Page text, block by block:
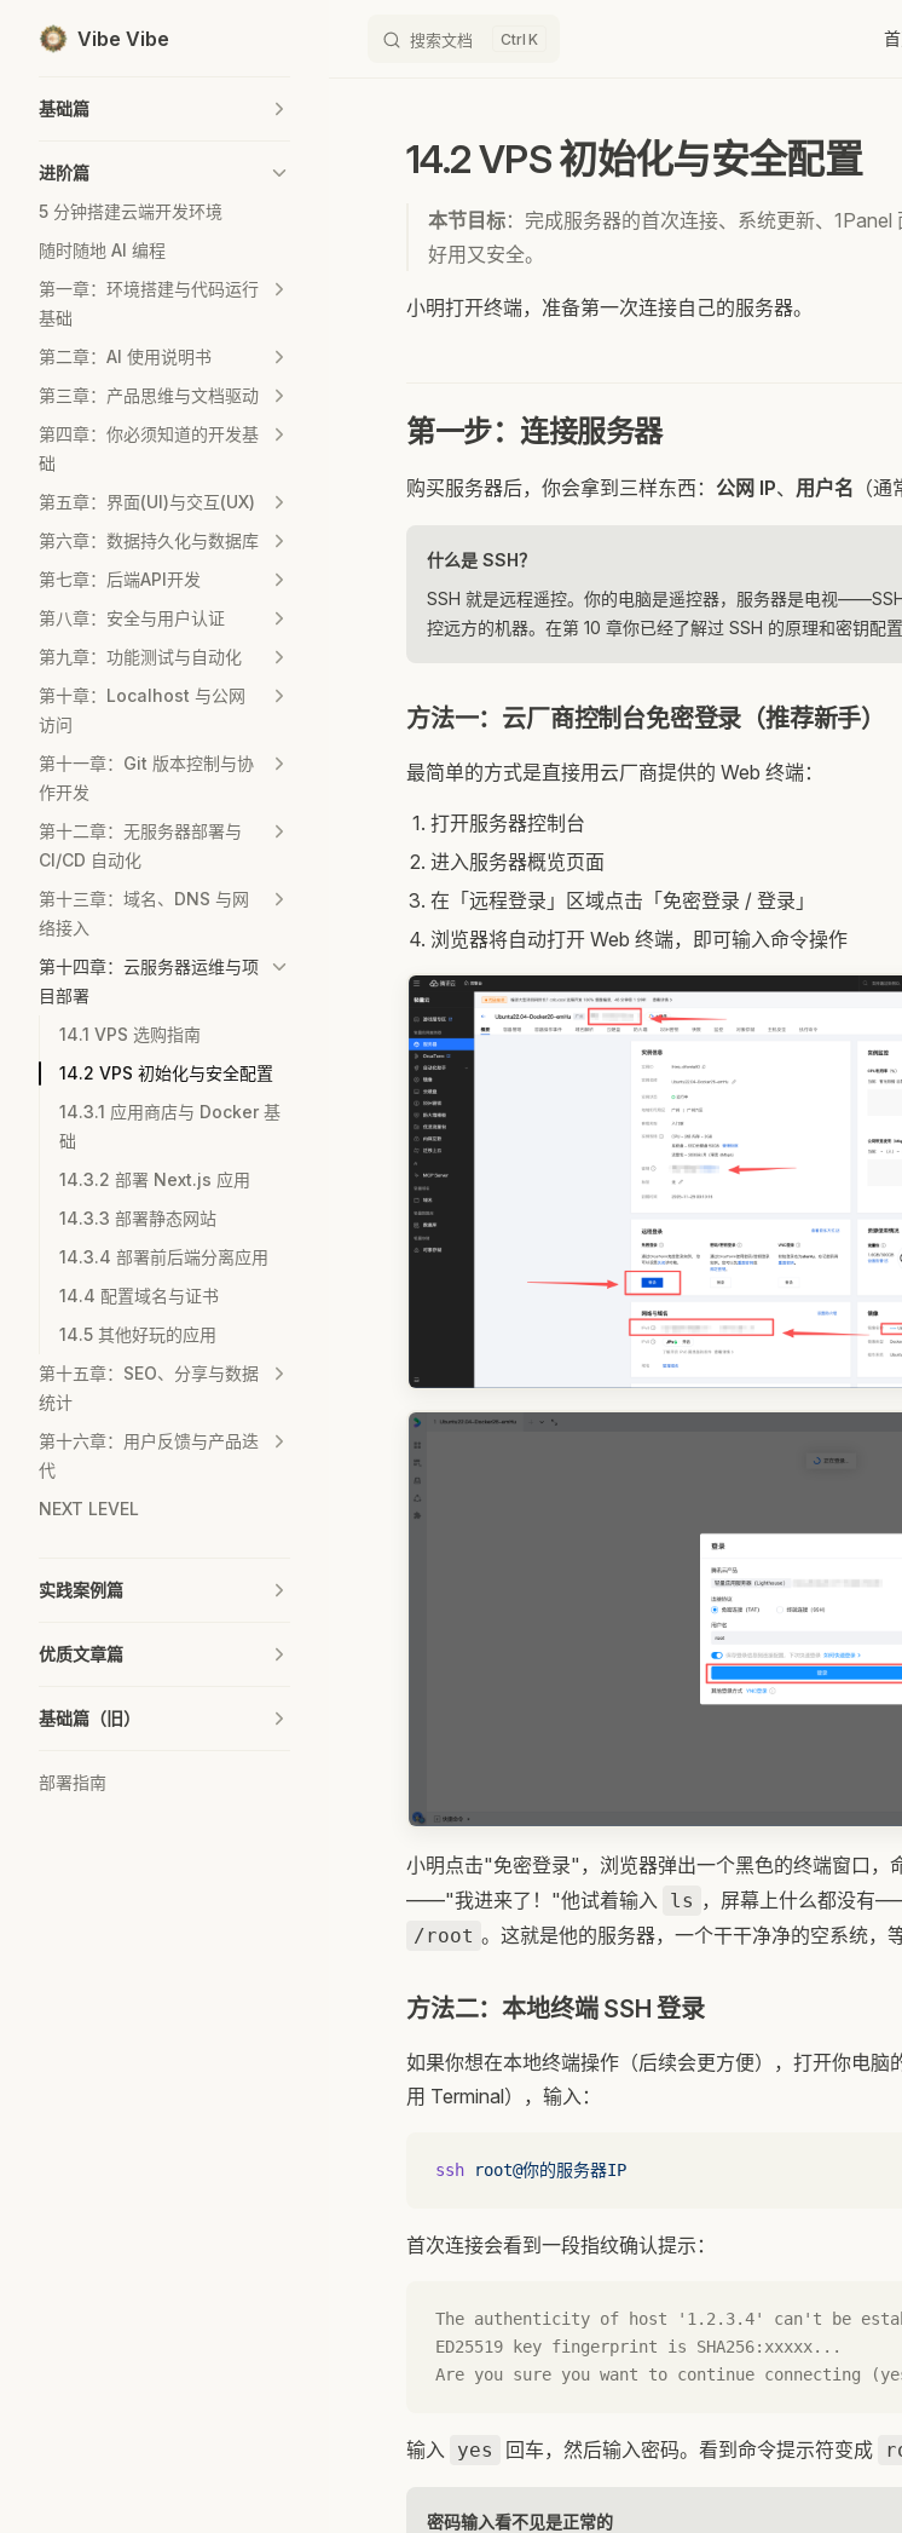
Skip to content
Vibe Vibe 搜索文档 K
基础篇
进阶篇
5 分钟搭建云端开发环境
随时随地 AI 编程
第一章：环境搭建与代码运行
基础
第二章：AI 使用说明书
第三章：产品思维与文档驱动
第四章：你必须知道的开发基
础
第五章：界面(UI)与交互(UX)
第六章：数据持久化与数据库
第七章：后端API开发
第八章：安全与用户认证
第九章：功能测试与自动化
第十章：Localhost 与公网
访问
第十一章：Git 版本控制与协
作开发
第十二章：无服务器部署与
CI/CD 自动化
第十三章：域名、DNS 与网
络接入
第十四章：云服务器运维与项
目部署
14.1 VPS 选购指南
14.2 VPS 初始化与安全配置
14.3.1 应用商店与 Docker 基
础
14.3.2 部署 Next.js 应用
14.3.3 部署静态网站
14.3.4 部署前后端分离应用
14.4 配置域名与证书
14.5 其他好玩的应用
第十五章：SEO、分享与数据
统计
第十六章：用户反馈与产品迭
代
NEXT LEVEL
实践案例篇
优质文章篇
基础篇（旧）
部署指南
14.2 VPS 初始化与安全配置
本节目标：完成服务器的首次连接、系统更新、
好用又安全。
小明打开终端，准备第一次连接自己的服务器。
第一步：连接服务器
购买服务器后，你会拿到三样东西： 公网 IP、 用户名 （
什么是 SSH？
SSH 就是远程遥控。你的电脑是遥控器，服务器是电视
控远方的机器。在第 10 章你已经了解过 SSH 的原理和密钥配置
方法一：云厂商控制台免密登录（推荐新手）
最简单的方式是直接用云厂商提供的 Web 终端：
打开服务器控制台
进入服务器概览页面
在「远程登录」区域点击「免密登录 / 登录」
浏览器将自动打开 Web 终端，即可输入命令操作
小明点击"免密登录"，浏览器弹出一个黑色的终端窗口，
——"我进来了！"他试着输入 ls ，屏幕上什么都没有
/root 。这就是他的服务器，一个干干净净的空系统，
方法二：本地终端 SSH 登录
如果你想在本地终端操作（后续会更方便），打开你电
用 Terminal），输入：
ssh root@你的服务器IP
首次连接会看到一段指纹确认提示：
The authenticity of host '1.2.3.4' can't be
ED25519 key fingerprint is SHA256:xxxxx...
Are you sure you want to continue connecting
输入 yes 回车，然后输入密码。看到命令提示符变成
密码输入看不见是正常的